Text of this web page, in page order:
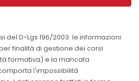
del D-Lgs 196/2003: le informazioni
finalità di gestione dei corsi
formativa) e la mancata
l'impossibilità